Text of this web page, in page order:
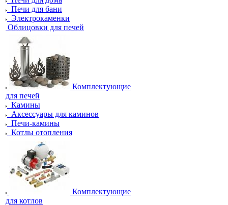
Печи для бани
Электрокаменки
Облицовки для печей
Комплектующие
для печей
Камины
Аксессуары для каминов
Печи-камины
Котлы отопления
Комплектующие
для котлов